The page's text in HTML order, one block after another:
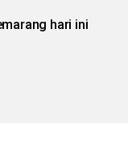
hari ini